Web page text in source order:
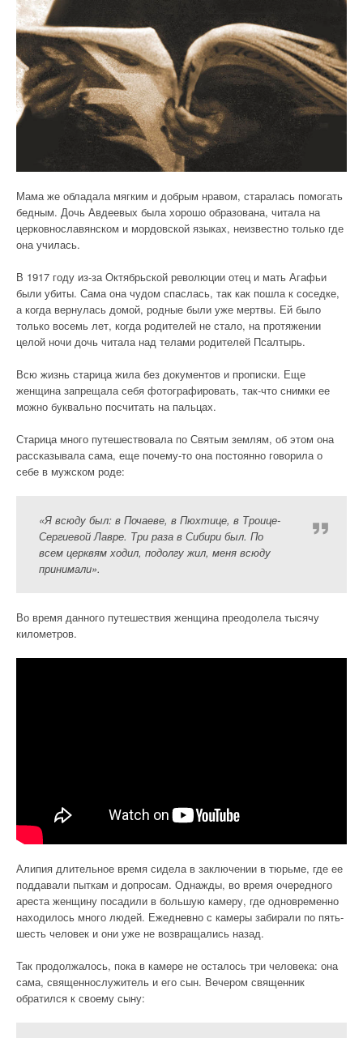
Мама же обладала мягким и добрым нравом, старалась помогать
бедным. Дочь Авдеевых была хорошо образована, читала на
церковнославянском и мордовской языках, неизвестно только где
она училась.
В 1917 году из-за Октябрьской революции отец и мать Агафьи
были убиты. Сама она чудом спаслась, так как пошла к соседке,
а когда вернулась домой, родные были уже мертвы. Ей было
только восемь лет, когда родителей не стало, на протяжении
целой ночи дочь читала над телами родителей Псалтырь.
Всю жизнь старица жила без документов и прописки. Еще
женщина запрещала себя фотографировать, так-что снимки ее
можно буквально посчитать на пальцах.
Старица много путешествовала по Святым землям, об этом она
рассказывала сама, еще почему-то она постоянно говорила о
себе в мужском роде:
«Я всюду был: в Почаеве, в Пюхтице, в Троице-
Сергиевой Лавре. Три раза в Сибири был. По
всем церквям ходил, подолгу жил, меня всюду
принимали».
Во время данного путешествия женщина преодолела тысячу
километров.
Алипия длительное время сидела в заключении в тюрьме, где ее
поддавали пыткам и допросам. Однажды, во время очередного
ареста женщину посадили в большую камеру, где одновременно
находилось много людей. Ежедневно с камеры забирали по пять-
шесть человек и они уже не возвращались назад.
Так продолжалось, пока в камере не осталось три человека: она
сама, священнослужитель и его сын. Вечером священник
обратился к своему сыну: